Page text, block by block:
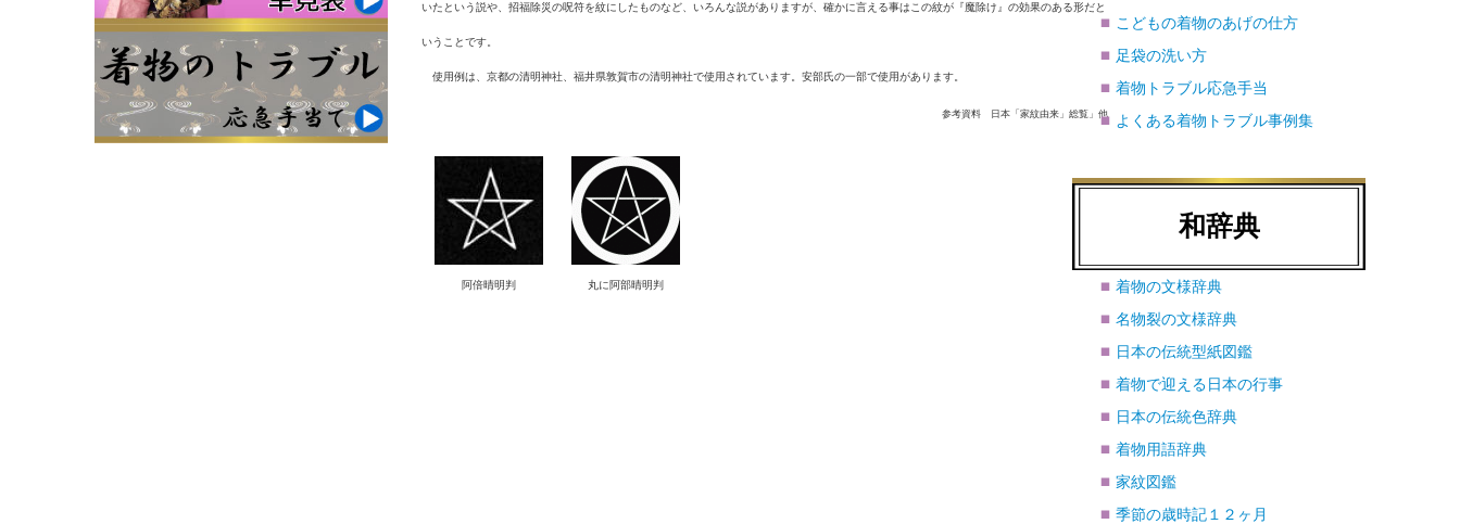
いたという説や、招福除災の呪符を紋にしたものなど、いろんな説がありますが、確かに言える事はこの紋が『魔除け』の効果のある形だと
いうことです。
使用例は、京都の清明神社、福井県敦賀市の清明神社で使用されています。安部氏の一部で使用があります。
参考資料 日本「家紋由来」総覧 」他
阿倍晴明判 丸に阿部晴明判
こどもの着物のあげの仕方
足袋の洗い方
着物トラブル応急手当
よくある着物トラブル事例集
和辞典
着物の文様辞典
名物裂の文様辞典
日本の伝統型紙図鑑
着物で迎える日本の行事
日本の伝統色辞典
着物用語辞典
家紋図鑑
季節の歳時記１２ヶ月